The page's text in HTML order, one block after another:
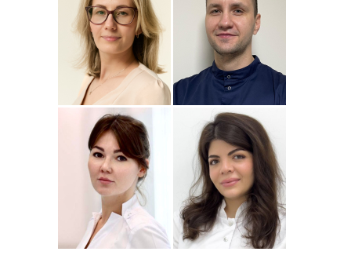
Подробнеео
Сейфетдинова
Юлия
Стоматолог-ортодонт
Подробнеео
Симонов
Стоматолог детский
Подробнее о
Ситдикова
Стоматолог-хирург
Подробнеео
Тумасян
Стоматолог-терапевт